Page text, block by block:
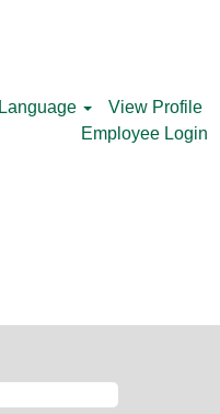
Language
View Profile
Employee Login